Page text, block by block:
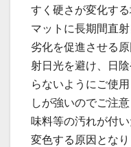
すく硬さが変化す
マットに長期間直
劣化を促進させる
射日光を避け、日
らないようにご使
しが強いのでご注
味料等の汚れが付
変色する原因とな